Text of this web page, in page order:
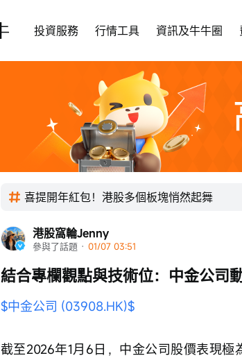
投資服務 行情工具 資訊及牛牛圈
喜提開年紅包！港股多個板塊悄然起舞
港股窩輪Jenny
參與了話題 · 01/07 03:51
結合專欄觀點與技術位：中金公司
$中金公司 (03908.HK)$
截至2026年1月6日，中金公司股價表現